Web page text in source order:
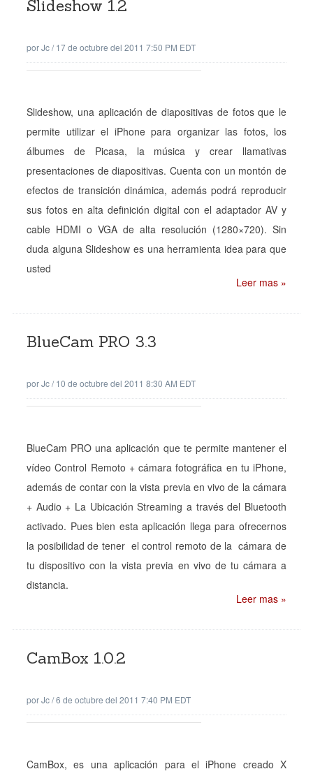
Slideshow 1.2
porJc/17 de octubre del 2011 7:50 PM EDT
Slideshow, una aplicación de diapositivas de fotos que le
permite utilizar el iPhone para organizar las fotos, los
álbumes de Picasa, la música y crear llamativas
presentaciones de diapositivas. Cuenta con un montón de
efectos de transición dinámica, además podrá reproducir
sus fotos en alta definición digital con el adaptador AV y
cable HDMI o VGA de alta resolución (1280×720). Sin
duda alguna Slideshow es una herramienta idea para que
usted
Leer mas »
BlueCam PRO 3.3
porJc/10 de octubre del 2011 8:30 AM EDT
BlueCam PRO una aplicación que te permite mantener el
vídeo Control Remoto + cámara fotográfica en tu iPhone,
además de contar con la vista previa en vivo de la cámara
+ Audio + La Ubicación Streaming a través del Bluetooth
activado. Pues bien esta aplicación llega para ofrecernos
la posibilidad de tener el control remoto de la cámara de
tu dispositivo con la vista previa en vivo de tu cámara a
distancia.
Leer mas »
CamBox 1.0.2
porJc/6 de octubre del 2011 7:40 PM EDT
CamBox, es una aplicación para el iPhone creado X